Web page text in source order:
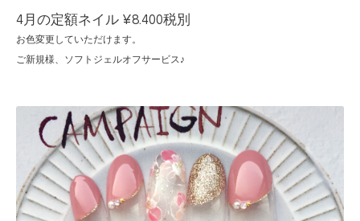
4月の定額ネイル ¥8.400税別
お色変更していただけます。
ご新規様、ソフトジェルオフサービス♪